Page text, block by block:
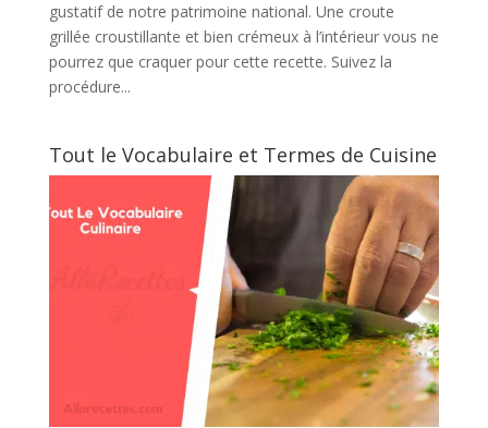
gustatif de notre patrimoine national. Une croute
grillée croustillante et bien crémeux à l’intérieur vous ne
pourrez que craquer pour cette recette. Suivez la
procédure...
Tout le Vocabulaire et Termes de Cuisine